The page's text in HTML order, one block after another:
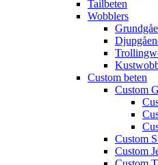
Tailbeten
Wobblers
Custom beten
Custom
Custom
Custom